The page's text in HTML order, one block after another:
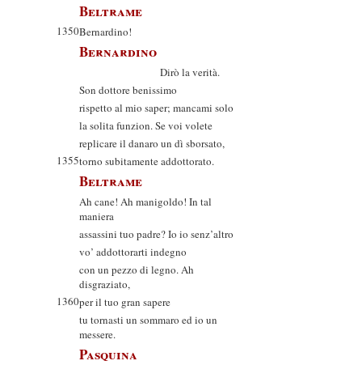
Beltrame
1350Bernardino!
Bernardino
Dirò la verità.
Son dottore benissimo
rispetto al mio saper; mancami solo
la solita funzion. Se voi volete
replicare il danaro un dì sborsato,
1355torno subitamente addottorato.
Beltrame
Ah cane! Ah manigoldo! In tal
maniera
assassini tuo padre? Io io senz’altro
vo’ addottorarti indegno
con un pezzo di legno. Ah
disgraziato,
1360per il tuo gran sapere
tu tornasti un sommaro ed io un
messere.
Pasquina